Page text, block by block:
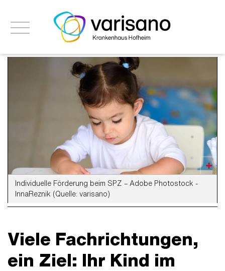
Individuelle Förderung beim SPZ – Adobe Photostock -
InnaReznik (Quelle: varisano)
Viele Fachrichtungen,
ein Ziel: Ihr Kind im